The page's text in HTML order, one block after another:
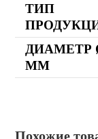
ТИП
ДИАМЕТР
ММ
Похожие